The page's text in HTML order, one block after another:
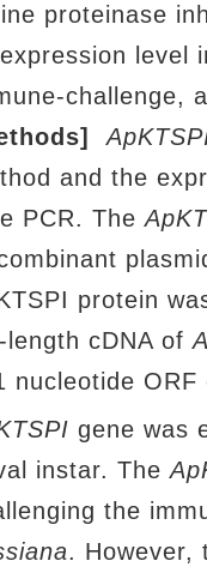
proteinase
expression level
challenge,
and the
PCR. The
protein
length cDNA of
nucleotide
gene was
instar. The
the
. However,